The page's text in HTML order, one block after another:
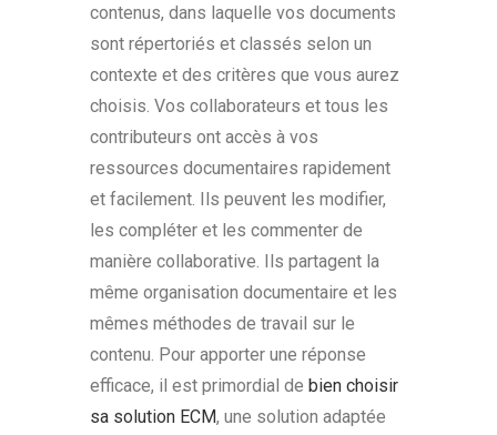
contenus, dans laquelle vos documents
sont répertoriés et classés selon un
contexte et des critères que vous aurez
choisis. Vos collaborateurs et tous les
contributeurs ont accès à vos
ressources documentaires rapidement
et facilement. Ils peuvent les modifier,
les compléter et les commenter de
manière collaborative. Ils partagent la
même organisation documentaire et les
mêmes méthodes de travail sur le
contenu. Pour apporter une réponse
efficace, il est primordial de bien choisir
sa solution ECM, une solution adaptée